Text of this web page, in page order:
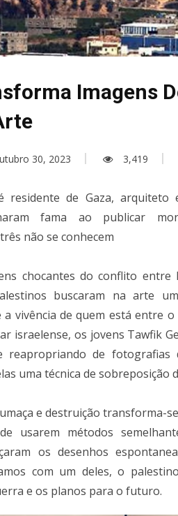
Imagens
30, 2023 3,419
residente de Gaza,
fama ao publicar
não se conhecem
chocantes do conflito
buscaram na arte
a vivência de quem está entre
israelense, os jovens Tawfik
reapropriando de fotografias
uma técnica de sobreposição
e destruição transforma-
usarem métodos
os desenhos
com um deles, o
e os planos para o futuro.